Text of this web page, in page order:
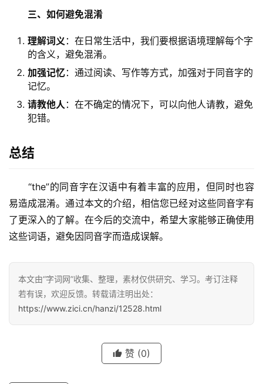
字
组
词
三、如何避免混淆
理解词义 ：在日常生活中，我们要根据语境理解每个字
的含义，避免混淆。
加强记忆：通过阅读、写作等方式，加强对于同音字的
记忆。
请教他人 ：在不确定的情况下，可以向他人请教，避免
犯错。
总结
“the”的同音字在汉语中有着丰富的应用，但同时也容
易造成混淆。通过本文的介绍，相信您已经对这些同音字有
了更深入的了解。在今后的交流中，希望大家能够正确使用
这些词语，避免因同音字而造成误解。
本文由“字词网”收集、整理，素材仅供研究、学习。考订注释
若有误，欢迎反馈。转载请注明出处：
https://www.zici.cn/hanzi/12528.html
赞 (0)